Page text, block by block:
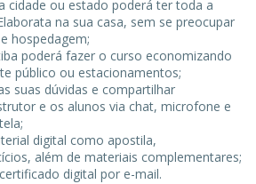
cidade ou estado poderá ter toda a
na sua casa, sem se preocupar
hospedagem;
poderá fazer o curso economizando
público ou estacionamentos;
suas dúvidas e compartilhar
e os alunos via chat, microfone e
digital como apostila,
além de materiais complementares;
digital por e-mail.